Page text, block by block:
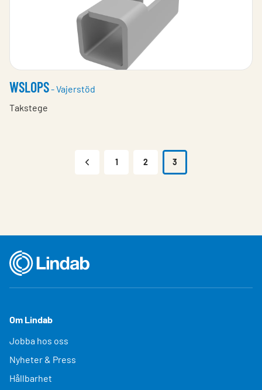
WSLOPS- Vajerstöd
Takstege
1 2 3
Om Lindab
Jobba hos oss
Nyheter & Press
Hållbarhet